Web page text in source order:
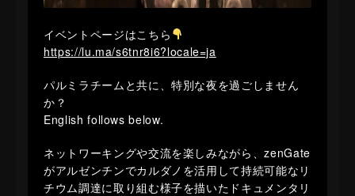
イベントページはこちら
https://lu.ma/s6tnr8i6?locale=ja
パルミラチームと共に、特別な夜を過ごしません
か？
​English follows below.
​ネットワーキングや交流を楽しみながら、zenGate
がアルゼンチンでカルダノを活用して持続可能なリ
チウム調達に取り組む様子を描いたドキュメンタリ